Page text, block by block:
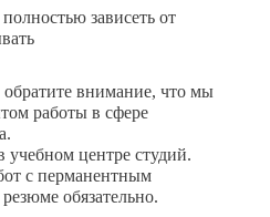
зависеть от
внимание, что мы
работы в сфере
центре студий.
с перманентным
обязательно.